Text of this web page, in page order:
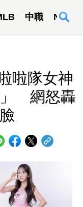
中職 NBA
啦隊女神
」 網怒轟